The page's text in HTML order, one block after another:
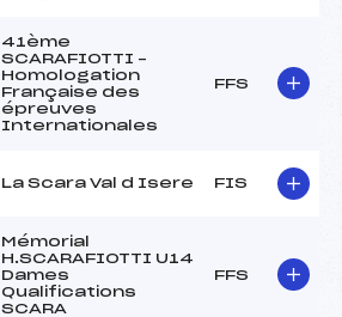
41ème
SCARAFIOTTI –
Homologation
Française des
épreuves
Internationales
FFS
La Scara Val d Isere FIS
Mémorial
H.SCARAFIOTTI U14
Dames
Qualifications
SCARA
FFS